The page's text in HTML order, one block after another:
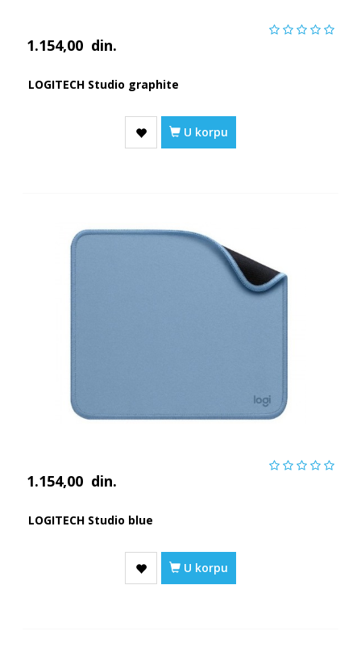
1.154,00 din.
LOGITECH Studio graphite
U korpu
1.154,00 din.
LOGITECH Studio blue
U korpu